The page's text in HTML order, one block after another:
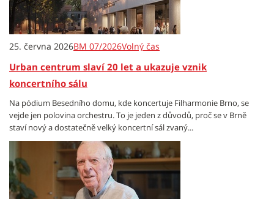
25. června 2026BM 07/2026Volný čas
Urban centrum slaví 20 let a ukazuje vznik
koncertního sálu
Na pódium Besedního domu, kde koncertuje Filharmonie Brno, se
vejde jen polovina orchestru. To je jeden z důvodů, proč se v Brně
staví nový a dostatečně velký koncertní sál zvaný...